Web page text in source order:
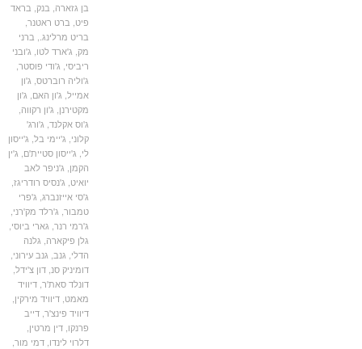
בן גזארה,בנק ,בראד
,ברט ראטנר,
בריט מרלינג.,ברני
ג'ארד לטו,ג'ובני
ריביסי,ג'ודי פוסטר,
ג'וליה רוברטס,ג'ון
אמייל,ג'ון האם ,ג'ון
מקטירנן,ג'ון רקווה,
ג'וס אקלנד,ג'ורג'
קלוני,ג'יימי בל, ג'ייסון
ג'ייסון סטיית'ם,ג'ין
הקמן,ג'ניפר לאב
יואיט,ג'נסיס רודריגז,
ג'סי אייזנברג,ג'פרי
טמבור,ג'רלד מק'רני,
ג'רמי רנר ,גארי ביוסי,
גלן פיקארה,גלנה
הדלי,גנב ,גנב עירוני,
דומיניק סנ,דון צ'ידל,
דונלד סאת'ר,דיוויד
מאמט,דיוויד מירקין,
דיוויד פינצ'ר,דייב
פרנקו,דין מרטין,
דלרוי לינדו,דמי מור